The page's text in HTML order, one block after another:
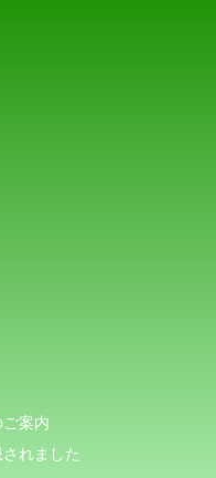
案内
れました